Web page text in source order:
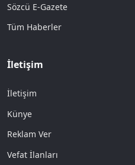
Sözcü E-Gazete
Tüm Haberler
İletişim
İletişim
Künye
Reklam Ver
Vefat İlanları